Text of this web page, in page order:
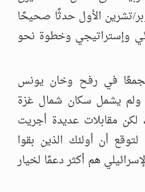
حدث 7 أكتوبر/تشرين الأول حدثًا صحيحًا
وإستراتيجي وخطوة نحو
شمل 75 تجمعًا في رفح وخان يونس
ولم يشمل سكان شمال غزة
لكن مقابلات عديدة أجريت
أن أولئك الذين بقوا
هم أكثر دعمًا لخيار